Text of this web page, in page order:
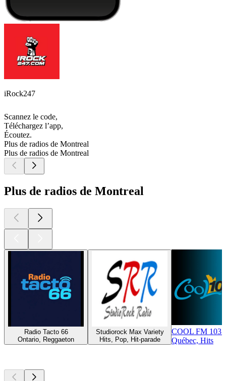
iRock247
Scannez le code,
Téléchargez l’app,
Écoutez.
Plus de radios de Montreal
Plus de radios de Montreal
Plus de radios de Montreal
Radio Tacto 66
Ontario, Reggaeton
Studiorock Max Variety
Hits, Pop, Hit-parade
COOL FM
Québec, Hits